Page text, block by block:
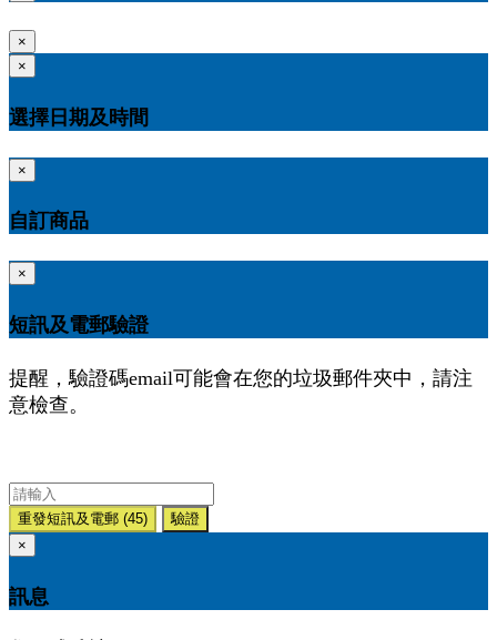
×
×
選擇日期及時間
×
自訂商品
×
短訊及電郵驗證
提醒，驗證碼email可能會在您的垃圾郵件夾中，請注
意檢查。
重發短訊及電郵 (45)
驗證
×
訊息